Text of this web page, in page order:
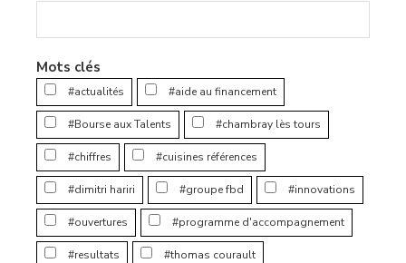
Mots clés
#actualités #aide au financement
#Bourse aux Talents #chambray lès tours
#chiffres #cuisines références
#dimitri hariri #groupe fbd #innovations
#ouvertures #programme d'accompagnement
#resultats #thomas courault